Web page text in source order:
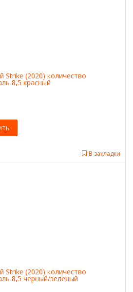
Strike (2020) количество
8,5 красный
В закладки
Strike (2020) количество
8,5 черный/зеленый